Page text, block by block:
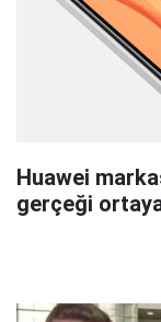
Huawei
gerçeği ortaya